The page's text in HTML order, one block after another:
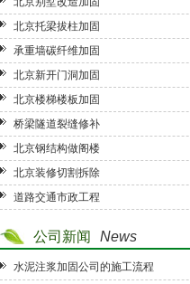
北京托梁拔柱加固
承重墙碳纤维加固
北京新开门洞加固
北京楼梯楼板加固
桥梁隧道裂缝修补
北京钢结构做阁楼
北京装修切割拆除
道路交通市政工程
公司新闻 News
水泥注浆加固公司的施工流程